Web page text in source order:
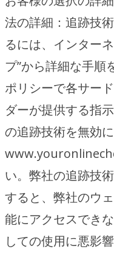
法の詳細：追跡技
るには、インター
プ”から詳細な手順
ポリシーで各サー
ダーが提供する指
の追跡技術を無効
い。弊社の追跡技
すると、弊社のウ
能にアクセスでき
しての使用に悪影